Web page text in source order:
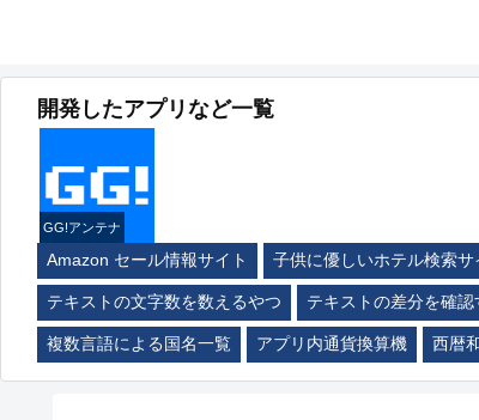
開発したアプリなど一覧
GG!アンテナ
Amazon セール情報サイト 子供に優しいホテル検索サ
テキストの文字数を数えるやつ テキストの差分を確認
複数言語による国名一覧 アプリ内通貨換算機 西暦